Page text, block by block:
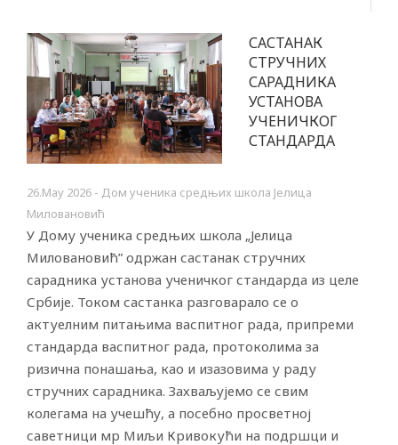
САСТАНАК
СТРУЧНИХ
САРАДНИКА
УСТАНОВА
УЧЕНИЧКОГ
СТАНДАРДА
26.Маy 2026 - Дом ученика средњих школа Јелица
Миловановић
У Дому ученика средњих школа „Јелица
Миловановић” одржан састанак стручних
сарадника установа ученичког стандарда из целе
Србије. Током састанка разговарало се о
актуелним питањима васпитног рада, припреми
стандарда васпитног рада, протоколима за
ризична понашања, као и изазовима у раду
стручних сарадника. Захваљујемо се свим
колегама на учешћу, а посебно просветној
саветници мр Миљи Кривокући на подршци и